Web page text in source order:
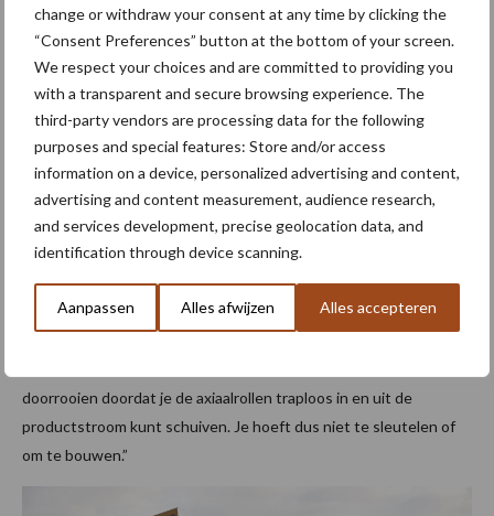
change or withdraw your consent at any time by clicking the
“Consent Preferences” button at the bottom of your screen.
We respect your choices and are committed to providing you
with a transparent and secure browsing experience. The
third-party vendors are processing data for the following
purposes and special features: Store and/or access
information on a device, personalized advertising and content,
advertising and content measurement, audience research,
and services development, precise geolocation data, and
identification through device scanning.
Aanpassen Alles afwijzen Alles accepteren
draagt volgens AVR bij aan de aardappelvriendelijkheid van de
Varioweb meest gekozen
Varioweb is toch wel het paradepaardje van AVR. Dit is een
gepatenteerde combinatie van een egelband en 28 axiaalrollen.
“Varioweb wordt vaak gekozen, in Nederland eigenlijk altijd”,
verklaart Jos den Boer. “In Frankrijk kiezen gebruikers vaker voor
de crossrollenset en op het zand ook wel, maar Varioweb is voor
chauffeurs beter te begrijpen en de kans op
doorrooien doordat je de axiaalrollen traploos in en uit de
productstroom kunt schuiven. Je hoeft dus niet te sleutelen of
om te bouwen.”